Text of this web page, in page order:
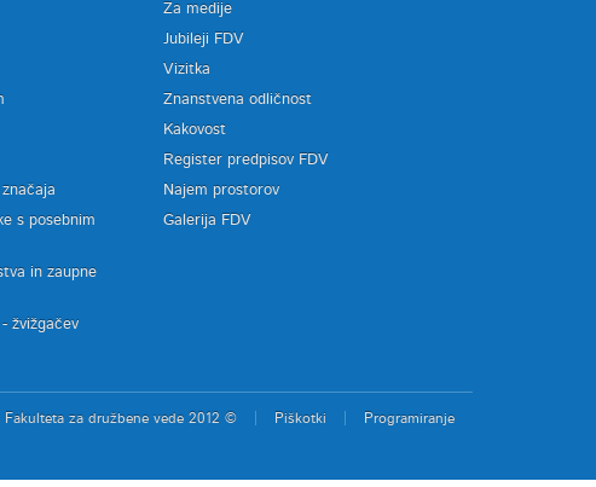
s posebnim
in zaupne
žvižgačev
Za medije
Jubileji FDV
Vizitka
Znanstvena odličnost
Kakovost
Register predpisov FDV
Najem prostorov
Galerija FDV
Fakulteta za družbene vede 2012 © Piškotki Programiranje